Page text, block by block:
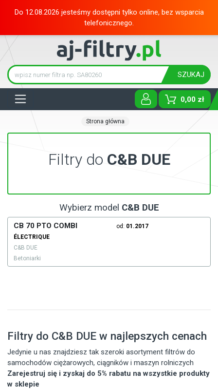
Do 12.08.2026 jesteśmy dostępni tylko online, bez wsparcia
telefonicznego.
SZUKAJ
0,00 zł
Strona główna
Filtry do C&B DUE
Wybierz model C&B DUE
CB 70 PTO COMBI od: 01.2017
ÉLECTRIQUE
C&B DUE
Betoniarki
Filtry do C&B DUE w najlepszych cenach
Jedynie u nas znajdziesz tak szeroki asortyment filtrów do
samochodów ciężarowych, ciągników i maszyn rolniczych
Zarejestruj się i zyskaj do 5% rabatu na wszystkie produkty
w sklepie